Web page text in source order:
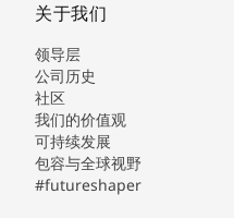
关于我们
领导层
公司历史
社区
我们的价值观
可持续发展
包容与全球视野
#futureshaper